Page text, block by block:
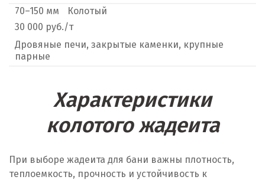
70–150 мм
Колотый
30 000 руб./т
Дровяные печи, закрытые каменки, крупные
парные
Характеристики
колотого жадеита
При выборе жадеита для бани важны плотность,
теплоемкость, прочность и устойчивость к